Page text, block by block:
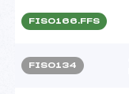
FIS0166.FFS
FIS0134